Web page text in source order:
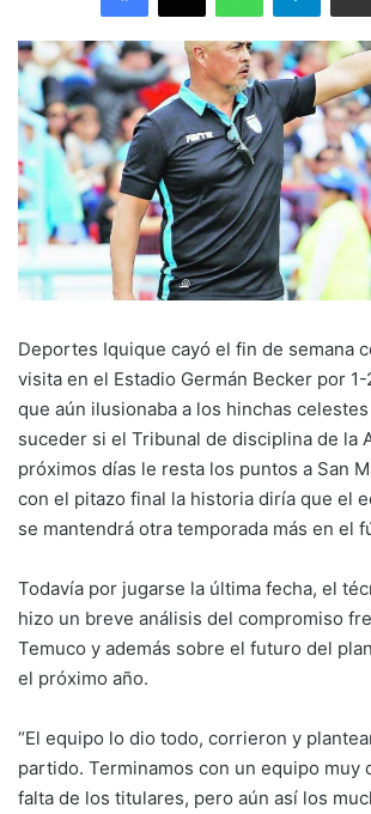
Deportes Iquique cayó el fin de semana
visita en el Estadio Germán Becker por
que aún ilusionaba a los hinchas
suceder si el Tribunal de disciplina de la
próximos días le resta los puntos a San
con el pitazo final la historia diría que el
se mantendrá otra temporada más en el
Todavía por jugarse la última fecha, el
hizo un breve análisis del compromiso
Temuco y además sobre el futuro del
el próximo año.
“El equipo lo dio todo, corrieron y
partido. Terminamos con un equipo muy
falta de los titulares, pero aún así los